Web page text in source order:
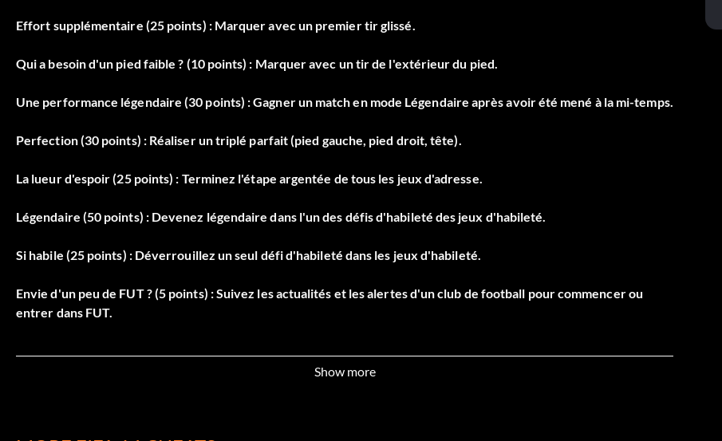
Effort supplémentaire (25 points) : Marquer avec un premier tir glissé.
Qui a besoin d'un pied faible ? (10 points) : Marquer avec un tir de l'extérieur du pied.
Une performance légendaire (30 points) : Gagner un match en mode Légendaire après avoir été mené à la mi-temps.
Perfection (30 points) : Réaliser un triplé parfait (pied gauche, pied droit, tête).
La lueur d'espoir (25 points) : Terminez l'étape argentée de tous les jeux d'adresse.
Légendaire (50 points) : Devenez légendaire dans l'un des défis d'habileté des jeux d'habileté.
Si habile (25 points) : Déverrouillez un seul défi d'habileté dans les jeux d'habileté.
Envie d'un peu de FUT ? (5 points) : Suivez les actualités et les alertes d'un club de football pour commencer ou
entrer dans FUT.
Show more